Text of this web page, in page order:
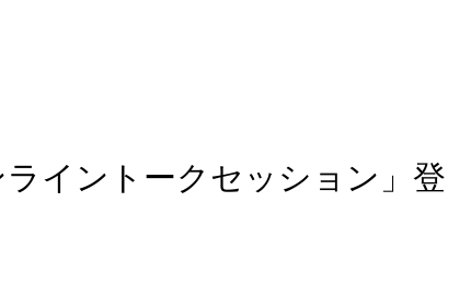
ライントークセッション」登